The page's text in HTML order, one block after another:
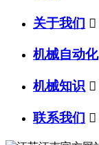
关于我们 
机械自动化
机械知识 
联系我们 